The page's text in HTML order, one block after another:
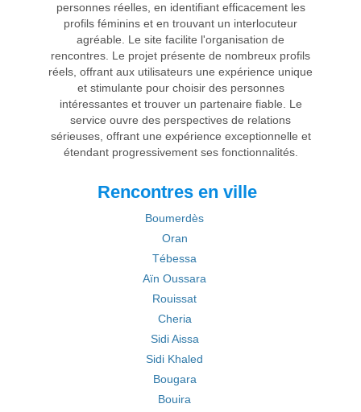
personnes réelles, en identifiant efficacement les
profils féminins et en trouvant un interlocuteur
agréable. Le site facilite l'organisation de
rencontres. Le projet présente de nombreux profils
réels, offrant aux utilisateurs une expérience unique
et stimulante pour choisir des personnes
intéressantes et trouver un partenaire fiable. Le
service ouvre des perspectives de relations
sérieuses, offrant une expérience exceptionnelle et
étendant progressivement ses fonctionnalités.
Rencontres en ville
Boumerdès
Oran
Tébessa
Aïn Oussara
Rouissat
Cheria
Sidi Aissa
Sidi Khaled
Bougara
Bouira